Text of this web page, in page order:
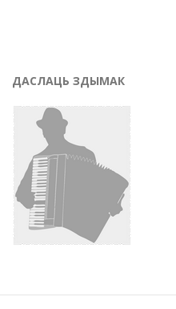
ДАСЛАЦЬ ЗДЫМАК